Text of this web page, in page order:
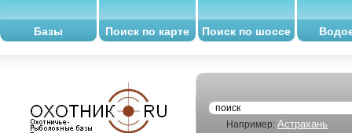
Базы Поиск по карте Поиск по шоссе
Например: Астрахань